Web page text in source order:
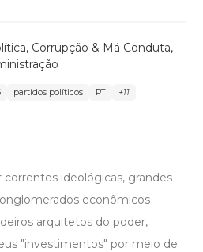
, Corrupção & Má Conduta,
partidos políticos PT +11
ideológicas, grandes
econômicos
arquitetos do poder,
"investimentos" por meio de